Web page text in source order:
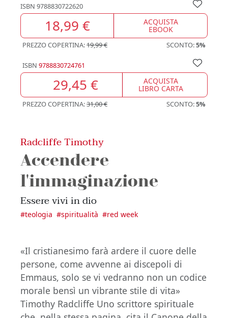
ISBN 9788830722620
18,99 € ACQUISTA
EBOOK
PREZZO COPERTINA:19,99 € SCONTO:5%
ISBN 9788830724761
29,45 € ACQUISTA
LIBRO CARTA
PREZZO COPERTINA:31,00 € SCONTO:5%
Radcliffe Timothy
Accendere
l'immaginazione
Essere vivi in dio
#teologia #spiritualità #red week
«Il cristianesimo farà ardere il cuore delle
persone, come avvenne ai discepoli di
Emmaus, solo se vi vedranno non un codice
morale bensì un vibrante stile di vita»
Timothy Radcliffe Uno scrittore spirituale